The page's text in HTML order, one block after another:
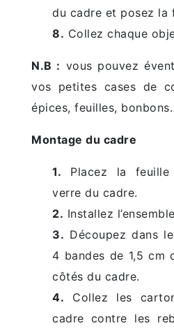
du cadre et posez la
8. Collez chaque
N.B : vous pouvez
vos petites cases de
épices, feuilles,
Montage du cadre
1. Placez la
verre du cadre.
2. Installez
3. Découpez dans
4 bandes de 1,5 cm
côtés du cadre.
4. Collez les
cadre contre les